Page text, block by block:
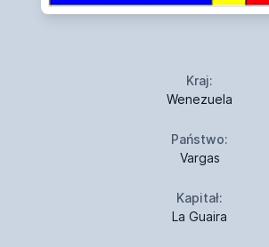
Kraj:
Wenezuela
Państwo:
Vargas
Kapitał:
La Guaira